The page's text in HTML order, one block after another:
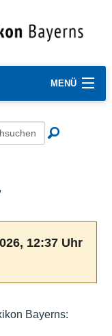
MENÜ
12:37 Uhr
Bayerns: